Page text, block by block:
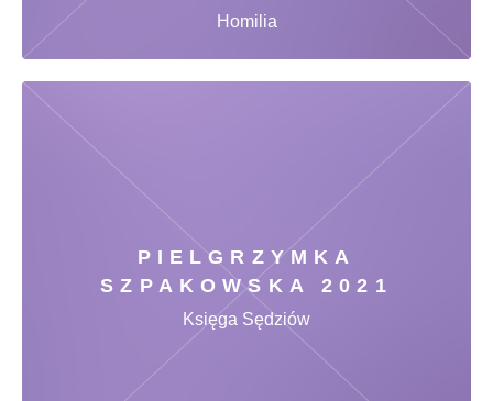
Homilia
PIELGRZYMKA
SZPAKOWSKA 2021
Księga Sędziów